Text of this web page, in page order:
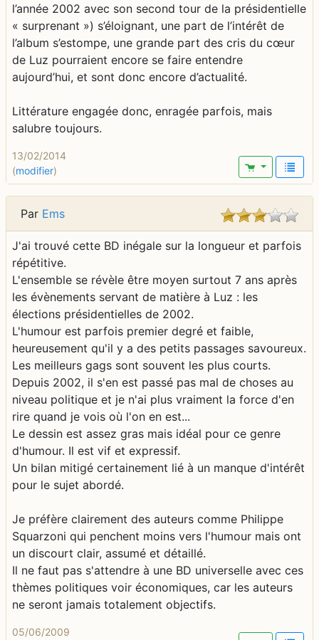
l’année 2002 avec son second tour de la présidentielle
« surprenant ») s’éloignant, une part de l’intérêt de
l’album s’estompe, une grande part des cris du cœur
de Luz pourraient encore se faire entendre
aujourd’hui, et sont donc encore d’actualité.
Littérature engagée donc, enragée parfois, mais
salubre toujours.
13/02/2014
(modifier)
Par Ems
J'ai trouvé cette BD inégale sur la longueur et parfois
répétitive.
L'ensemble se révèle être moyen surtout 7 ans après
les évènements servant de matière à Luz : les
élections présidentielles de 2002.
L'humour est parfois premier degré et faible,
heureusement qu'il y a des petits passages savoureux.
Les meilleurs gags sont souvent les plus courts.
Depuis 2002, il s'en est passé pas mal de choses au
niveau politique et je n'ai plus vraiment la force d'en
rire quand je vois où l'on en est...
Le dessin est assez gras mais idéal pour ce genre
d'humour. Il est vif et expressif.
Un bilan mitigé certainement lié à un manque d'intérêt
pour le sujet abordé.
Je préfère clairement des auteurs comme Philippe
Squarzoni qui penchent moins vers l'humour mais ont
un discourt clair, assumé et détaillé.
Il ne faut pas s'attendre à une BD universelle avec ces
thèmes politiques voir économiques, car les auteurs
ne seront jamais totalement objectifs.
05/06/2009